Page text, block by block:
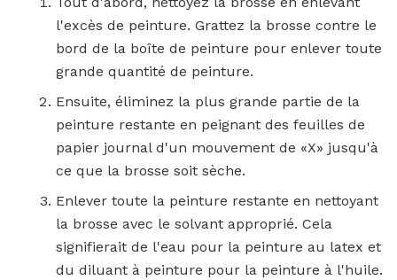
l'excès de peinture. Grattez la brosse contre le
bord de la boîte de peinture pour enlever toute
grande quantité de peinture.
Ensuite, éliminez la plus grande partie de la
peinture restante en peignant des feuilles de
papier journal d'un mouvement de «X» jusqu'à
ce que la brosse soit sèche.
Enlever toute la peinture restante en nettoyant
la brosse avec le solvant approprié. Cela
signifierait de l'eau pour la peinture au latex et
du diluant à peinture pour la peinture à l'huile.